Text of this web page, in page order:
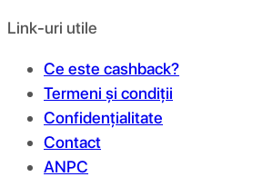
Link-uri utile
Ce este cashback?
Termeni și condiții
Confidențialitate
Contact
ANPC